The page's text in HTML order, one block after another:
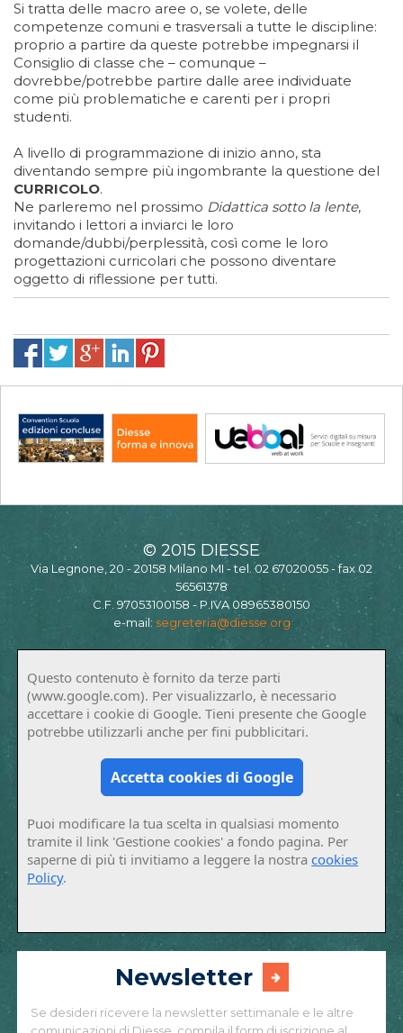
Si tratta delle macro aree o, se volete, delle
competenze comuni e trasversali a tutte le discipline:
proprio a partire da queste potrebbe impegnarsi il
Consiglio di classe che – comunque –
dovrebbe/potrebbe partire dalle aree individuate
come più problematiche e carenti per i propri
studenti.
A livello di programmazione di inizio anno, sta
diventando sempre più ingombrante la questione del
CURRICOLO.
Ne parleremo nel prossimo Didattica sotto la lente,
invitando i lettori a inviarci le loro
domande/dubbi/perplessità, così come le loro
progettazioni curricolari che possono diventare
oggetto di riflessione per tutti.
© 2015 DIESSE
Via Legnone, 20 - 20158 Milano MI - tel. 02 67020055 - fax 02
56561378
C.F. 97053100158 - P.IVA 08965380150
e-mail: segreteria@diesse.org
Questo contenuto è fornito da terze parti
(www.google.com). Per visualizzarlo, è necessario
accettare i cookie di Google. Tieni presente che Google
potrebbe utilizzarli anche per fini pubblicitari.
Accetta cookies di Google
Puoi modificare la tua scelta in qualsiasi momento
tramite il link 'Gestione cookies' a fondo pagina. Per
saperne di più ti invitiamo a leggere la nostracookies
Policy.
Newsletter
Se desideri ricevere la newsletter settimanale e le altre